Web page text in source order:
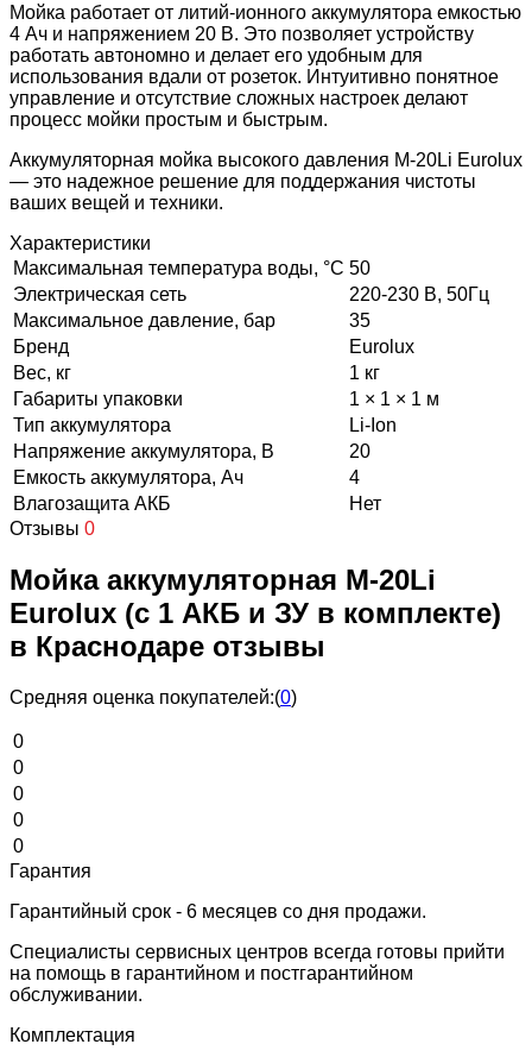
Мойка работает от литий-ионного аккумулятора емкостью
4 Ач и напряжением 20 В. Это позволяет устройству
работать автономно и делает его удобным для
использования вдали от розеток. Интуитивно понятное
управление и отсутствие сложных настроек делают
процесс мойки простым и быстрым.
Аккумуляторная мойка высокого давления M-20Li Eurolux
— это надежное решение для поддержания чистоты
ваших вещей и техники.
Характеристики
Максимальная температура воды, °С 50
Электрическая сеть
220-230 В, 50Гц
Максимальное давление, бар
35
Бренд
Eurolux
Вес, кг
1 кг
Габариты упаковки
1 × 1 × 1 м
Тип аккумулятора
Li-Ion
Напряжение аккумулятора, В
20
Емкость аккумулятора, Ач
4
Влагозащита АКБ
Нет
Отзывы 0
Мойка аккумуляторная M-20Li
Eurolux (с 1 АКБ и ЗУ в комплекте)
в Краснодаре отзывы
Средняя оценка покупателей:(0)
0
0
0
0
0
Гарантия
Гарантийный срок - 6 месяцев со дня продажи.
Специалисты сервисных центров всегда готовы прийти
на помощь в гарантийном и постгарантийном
обслуживании.
Комплектация